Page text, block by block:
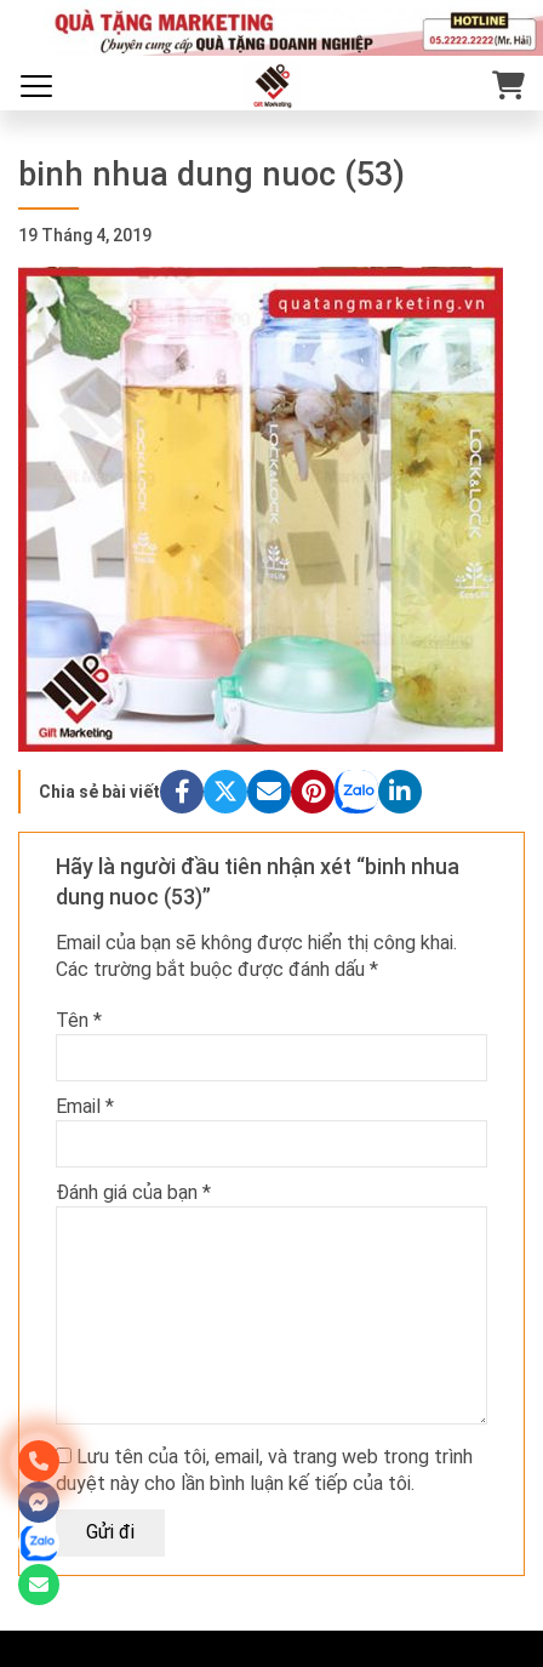
binh nhua dung nuoc (53)
19 Tháng 4, 2019
Chia sẻ bài viết
Hãy là người đầu tiên nhận xét “binh nhua
dung nuoc (53)”
Email của bạn sẽ không được hiển thị công khai.
Các trường bắt buộc được đánh dấu *
Tên *
Email *
Đánh giá của bạn *
Lưu tên của tôi, email, và trang web trong trình
duyệt này cho lần bình luận kế tiếp của tôi.